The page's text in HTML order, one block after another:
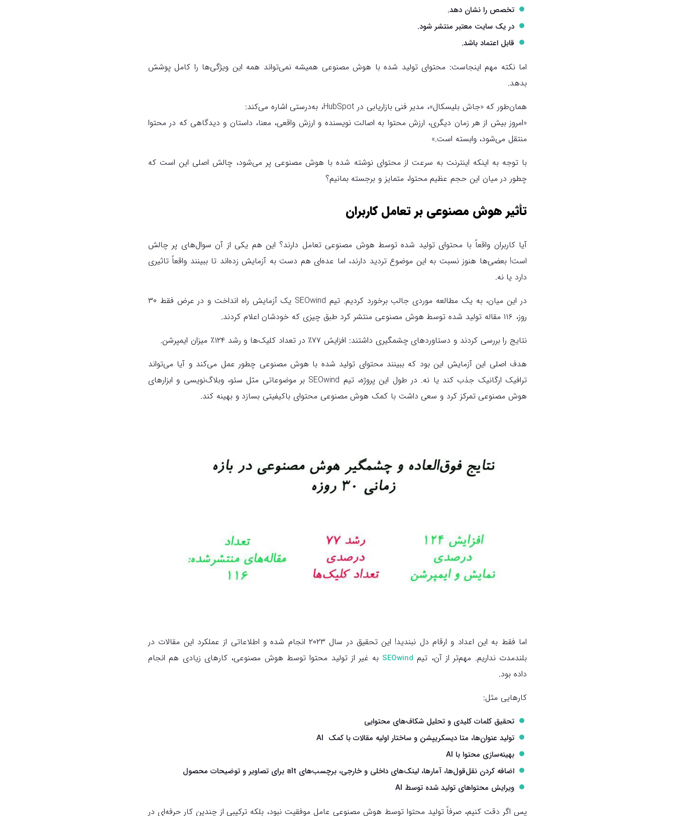
تخصص را نشان دهد.
در یک سایت معتبر منتشر شود.
قابل اعتماد باشد.
اما نکته‌ مهم اینجاست: محتوای تولید شده با هوش مصنوعی همیشه نمی‌تواند همه‌ این ویژگی‌ها را کامل پوشش
بدهد.
همان‌طور که «جاش بلیسکال»، مدیر فنی بازاریابی در HubSpot، به‌درستی اشاره می‌کند:
«امروز بیش از هر زمان دیگری، ارزش محتوا به اصالت نویسنده و ارزش واقعی، معنا، داستان و دیدگاهی که در محتوا
منتقل می‌شود، وابسته است.»
با توجه به اینکه اینترنت به سرعت از محتوای نوشته شده با هوش مصنوعی پر می‌شود، چالش اصلی این است که
چطور در میان این حجم عظیم محتوا، متمایز و برجسته بمانیم؟
تأثیر هوش مصنوعی بر تعامل کاربران
آیا کاربران واقعاً با محتوای تولید شده توسط هوش مصنوعی تعامل دارند؟ این هم یکی از آن سوال‌های پر چالش
است! بعضی‌ها هنوز نسبت به این موضوع تردید دارند، اما عده‌ای هم دست به آزمایش زده‌اند تا ببینند واقعاً تاثیری
دارد یا نه.
در این میان، به یک مطالعه‌ موردی جالب برخورد کردیم. تیم SEOwind یک آزمایش راه انداخت و در عرض فقط ۳۰
روز، ۱۱۶ مقاله‌ تولید شده توسط هوش مصنوعی منتشر کرد طبق چیزی که خودشان اعلام کردند.
نتایج را بررسی کردند و دستاوردهای چشمگیری داشتند: افزایش ۷۷٪ در تعداد کلیک‌ها و رشد ۱۲۴٪ میزان ایمپرشن.
هدف اصلی این آزمایش این بود که ببینند محتوای تولید شده با هوش مصنوعی چطور عمل می‌کند و آیا می‌تواند
ترافیک ارگانیک جذب کند یا نه. در طول این پروژه، تیم SEOwind بر موضوعاتی مثل سئو، وبلاگ‌نویسی و ابزارهای
هوش مصنوعی تمرکز کرد و سعی داشت با کمک هوش مصنوعی محتوای باکیفیتی بسازد و بهینه کند.
اما فقط به این اعداد و ارقام دل نبندید! این تحقیق در سال ۲۰۲۳ انجام شده و اطلاعاتی از عملکرد این مقالات در
بلندمدت نداریم. مهم‌تر از آن، تیم SEOwind به غیر از تولید محتوا توسط هوش مصنوعی، کارهای زیادی هم انجام
داده بود.
کارهایی مثل:
تحقیق کلمات کلیدی و تحلیل شکاف‌های محتوایی
تولید عنوان‌ها، متا دیسکریپشن و ساختار اولیه‌ مقالات با کمک AI
بهینه‌سازی محتوا با AI
اضافه کردن نقل‌قول‌ها، آمارها، لینک‌های داخلی و خارجی، برچسب‌های alt برای تصاویر و توضیحات محصول
ویرایش محتواهای تولید شده توسط AI
پس اگر دقت کنیم، صرفاً تولید محتوا توسط هوش مصنوعی عامل موفقیت نبود، بلکه ترکیبی از چندین کار حرفه‌ای در